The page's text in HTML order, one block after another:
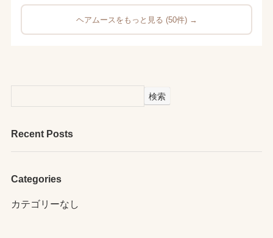
ヘアムースをもっと見る (50件) →
検索
Recent Posts
Categories
カテゴリーなし